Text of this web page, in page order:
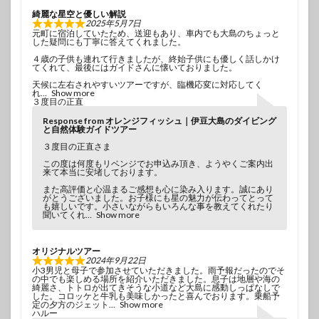
綺麗な星空と優しい解説
2025年5月7日
元町に宿泊していたため、送迎もあり、車内でも大島のちょっと
した疑問にも丁寧に答えてくれました。
４歳の子供も連れて行きましたが、終始子供にも優しく話しかけ
てくれて、最後にはガイドさんに懐いておりました。
天候に左右されやすいツアーですが、臨機応変に対応してく
れ
Show more
３度目の正直
Response from オレンジフィッシュ｜伊豆大島のダイビング
と自然体験ガイドツアー
３度目の正直さま
この度は何度もリベンジでお申込み頂き、ようやくご案内出
来て本当に安堵しております。
また高評価と心温まるご感想も心に染み入ります。誠にあり
がとうございました。お子様にも星の魅力が伝わってとって
も嬉しいです。小さいながらもいろんな事を教えてくれたり
聞いてくれ
Show more
オリジナルツアー
2024年9月22日
小3男児と母子で参加させていただきました。雨予報だったのでそ
の中でも楽しめる場所を紹介いただきました。息子は地層や海の
綺麗さ、トトロが出てきそうな小道など大島に感動しっぱなしで
した。コロッケと牛乳も美味しかったと喜んでおります。乗船予
定の夕方のジェット
Show more
ハルー